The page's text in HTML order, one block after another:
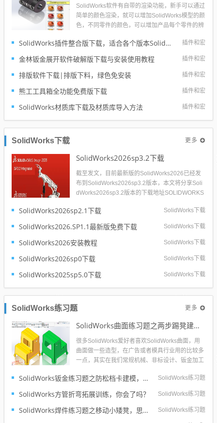
SolidWorks软件有自带的渲染功能，新手可以通过
简单的颜色渲染，就可以增加SolidWorks模型的颜
色，不同零件的颜色，可以增加产品每个零件的辨
色，非常单调。SolidWorks本身的颜色非常的有
限，这里溪风博客给大家分享比较知名的劳尔卡
色，颜色丰...
插件和宏
SolidWorks插件整合版下载，适合各个版本SolidWorks
插件和宏
金林钣金展开软件破解版下载与安装使用教程
插件和宏
排版软件下载|排版下料，绿色免安装
插件和宏
熊工工具箱全功能免费版下载
插件和宏
SolidWorks材质库下载及材质库导入方法
SolidWorks下载 更多
SolidWorks2026sp3.2下载
截至发文，目前最新版的SolidWorks2026已经发
布到SolidWorks2026sp3.2版本，本文将分享Soli
dWorks2026sp3.2版本的下载地址SOLIDWORKS
核心革新在于AI智能化升级。全新智能设计助手Le
SolidWorks下载
SolidWorks2026sp2.1下载
SolidWorks下载
SolidWorks2026.SP1.1最新版免费下载
SolidWorks下载
SolidWorks2026安装教程
SolidWorks下载
SolidWorks2026sp0下载
SolidWorks下载
SolidWorks2025sp5.0下载
SolidWorks练习题 更多
SolidWorks曲面练习题之两步踢凳建模，看似曲面实则特征
很多SolidWorks爱好者喜欢SolidWorks曲面，用
曲面做一些造型，在广告或者模具行业用的比较多
一点，其实在我们常规机械、非标设计、钣金加工
于SolidWorks曲面的教程也不是很多，练习也相对
比较的少。今天这个SolidWorks练习题是两步踢...
SolidWorks练习题
SolidWorks钣金练习题之防松档卡建模，钣金命令综合练习
SolidWorks练习题
SolidWorks方管折弯拓展训练，你会了吗？
SolidWorks练习题
SolidWorks焊件练习题之移动小矮凳，思路对了就不难